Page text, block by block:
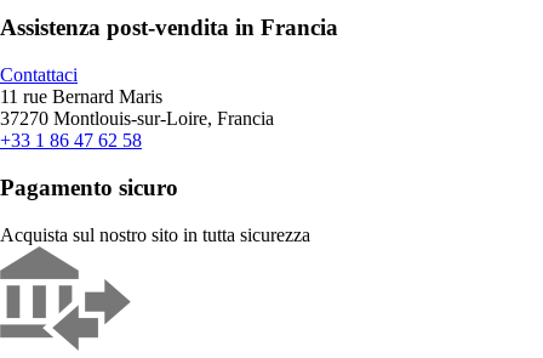
Assistenza post-vendita in Francia
Contattaci
11 rue Bernard Maris
37270 Montlouis-sur-Loire, Francia
+33 1 86 47 62 58
Pagamento sicuro
Acquista sul nostro sito in tutta sicurezza